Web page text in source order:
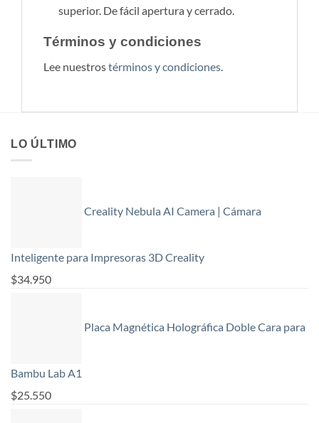
superior. De fácil apertura y cerrado.
Términos y condiciones
Lee nuestrostérminos y condiciones.
LO ÚLTIMO
Creality Nebula AI Camera | Cámara
Inteligente para Impresoras 3D Creality
$34.950
Placa Magnética Holográfica Doble Cara para
Bambu Lab A1
$25.550